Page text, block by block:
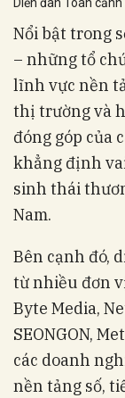
Nổi bật trong
– những tổ
lĩnh vực nền
thị trường và
đóng góp của
khẳng định
sinh thái
Nam.
Bên cạnh đó,
từ nhiều đơn
Byte Media,
SEONGON,
các doanh
nền tảng số,